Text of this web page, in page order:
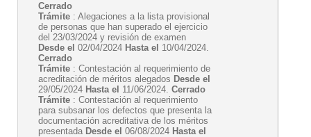
Cerrado
Trámite : Alegaciones a la lista provisional
de personas que han superado el ejercicio
del 23/03/2024 y revisión de examen
Desde el 02/04/2024 Hasta el 10/04/2024.
Cerrado
Trámite : Contestación al requerimiento de
acreditación de méritos alegados Desde el
29/05/2024 Hasta el 11/06/2024. Cerrado
Trámite : Contestación al requerimiento
para subsanar los defectos que presenta la
documentación acreditativa de los méritos
presentada Desde el 06/08/2024 Hasta el